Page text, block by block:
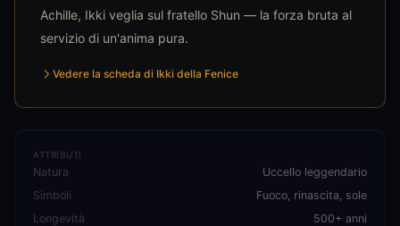
Achille, Ikki veglia sul fratello Shun — la forza bruta al
servizio di un'anima pura.
Vedere la scheda di Ikki della Fenice
ATTRIBUTI
Natura
Uccello leggendario
Simboli
Fuoco, rinascita, sole
Longevità
500+ anni